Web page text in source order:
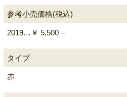
参考小売価格(税込)
2019…￥ 5,500 –
タイプ
赤